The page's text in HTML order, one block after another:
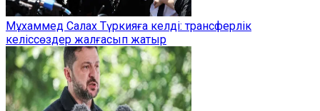
Мұхаммед Салах Түркияға келді: трансферлік
келіссөздер жалғасып жатыр